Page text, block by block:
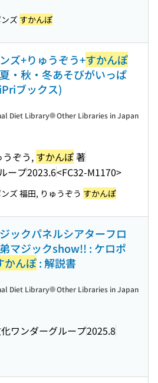
ズ すかんぽ
ズ+りゅうぞう+すかんぽ
・秋・冬あそびがいっぱ
ブックス)
うぞう, すかんぽ著
ープ2023.6<FC32-M1170>
Diet Library Other Libraries in Japan
ズ 福田, りゅうぞう すかんぽ
ックパネルシアターフロ
マジックshow!! : ケロポ
かんぽ: 解説書
ワンダーグループ2025.8
Diet Library Other Libraries in Japan